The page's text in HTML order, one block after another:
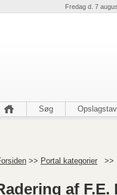
Fredag d. 7
Søg
>> Portal kategorier >>
af